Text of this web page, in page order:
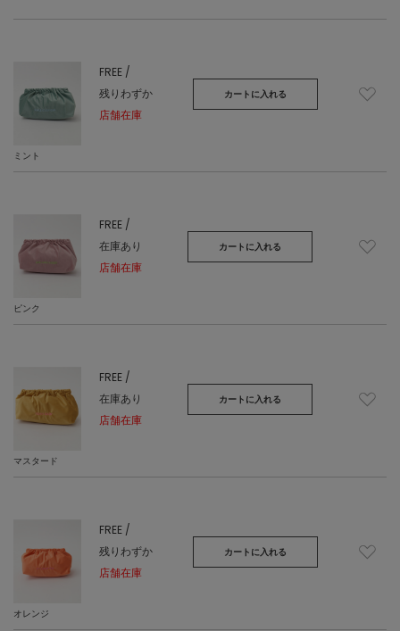
ミント
FREE /
残りわずか
店舗在庫
カートに入れる
ピンク
FREE /
在庫あり
店舗在庫
カートに入れる
マスタード
FREE /
在庫あり
店舗在庫
カートに入れる
オレンジ
FREE /
残りわずか
店舗在庫
カートに入れる